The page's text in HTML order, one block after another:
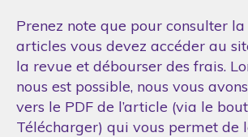
Prenez note que pour consulter
articles vous devez accéder au
la revue et débourser des frais.
nous est possible, nous vous
vers le PDF de l’article (via le
Télécharger) qui vous permet de